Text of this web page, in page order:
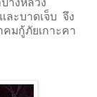
างหลวง
ละบาดเจ็บ จึง
มกู้ภัยเกาะคา